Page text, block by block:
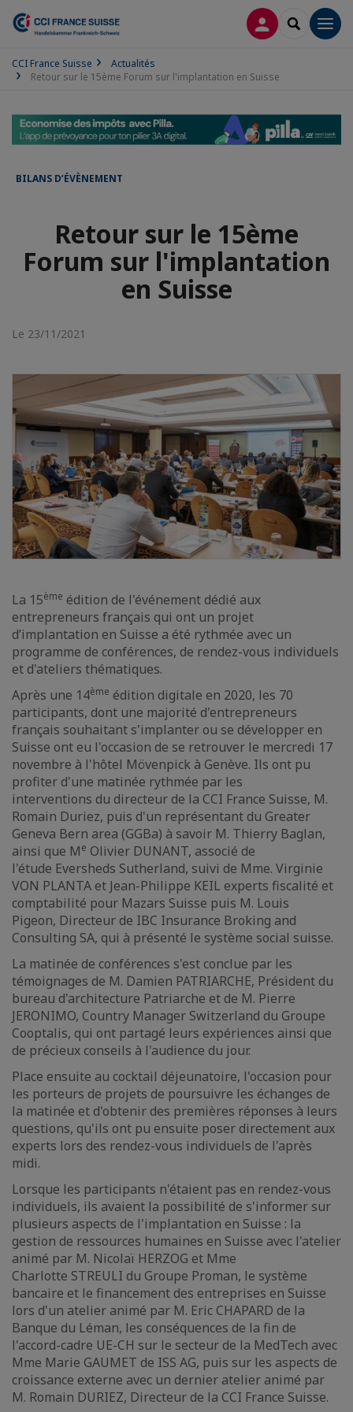
CONNEXION
CCI France Suisse
Actualités
Retour sur le 15ème Forum sur l'implantation en Suisse
BILANS D’ÉVÈNEMENT
Retour sur le 15ème
Forum sur l'implantation
en Suisse
Le 23/11/2021
La 15ème édition de l'événement dédié aux
entrepreneurs français qui ont un projet
d’implantation en Suisse a été rythmée avec un
programme de conférences, de rendez-vous individuels
et d'ateliers thématiques.
Après une 14ème édition digitale en 2020, les 70
participants, dont une majorité d'entrepreneurs
français souhaitant s'implanter ou se développer en
Suisse ont eu l'occasion de se retrouver le mercredi 17
novembre à l'hôtel Mövenpick à Genève. Ils ont pu
profiter d'une matinée rythmée par les
interventions du directeur de la CCI France Suisse, M.
Romain Duriez, puis d'un représentant du Greater
Geneva Bern area (GGBa) à savoir M. Thierry Baglan,
ainsi que Me Olivier DUNANT, associé de
l'étude Eversheds Sutherland, suivi de Mme. Virginie
VON PLANTA et Jean-Philippe KEIL experts fiscalité et
comptabilité pour Mazars Suisse puis M. Louis
Pigeon, Directeur de IBC Insurance Broking and
Consulting SA, qui à présenté le système social suisse.
La matinée de conférences s'est conclue par les
témoignages de M. Damien PATRIARCHE, Président du
bureau d'architecture Patriarche et de M. Pierre
JERONIMO, Country Manager Switzerland du Groupe
Cooptalis, qui ont partagé leurs expériences ainsi que
de précieux conseils à l'audience du jour.
Place ensuite au cocktail déjeunatoire, l'occasion pour
les porteurs de projets de poursuivre les échanges de
la matinée et d'obtenir des premières réponses à leurs
questions, qu'ils ont pu ensuite poser directement aux
experts lors des rendez-vous individuels de l'après
midi.
Lorsque les participants n'étaient pas en rendez-vous
individuels, ils avaient la possibilité de s'informer sur
plusieurs aspects de l'implantation en Suisse : la
gestion de ressources humaines en Suisse avec l'atelier
animé par M. Nicolaï HERZOG et Mme
Charlotte STREULI du Groupe Proman, le système
bancaire et le financement des entreprises en Suisse
lors d'un atelier animé par M. Eric CHAPARD de la
Banque du Léman, les conséquences de la fin de
l'accord-cadre UE-CH sur le secteur de la MedTech avec
Mme Marie GAUMET de ISS AG, puis sur les aspects de
croissance externe avec un dernier atelier animé par
M. Romain DURIEZ, Directeur de la CCI France Suisse.